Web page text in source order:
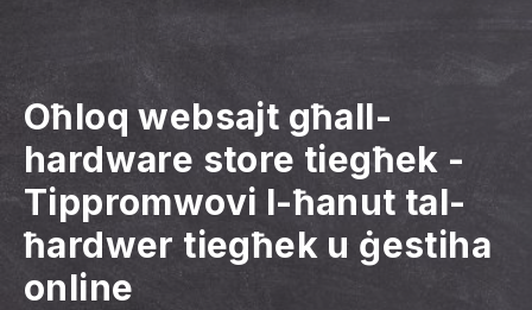
Oħloq websajt għall-
hardware store tiegħek -
Tippromwovi l-ħanut tal-
ħardwer tiegħek u ġestiha
online